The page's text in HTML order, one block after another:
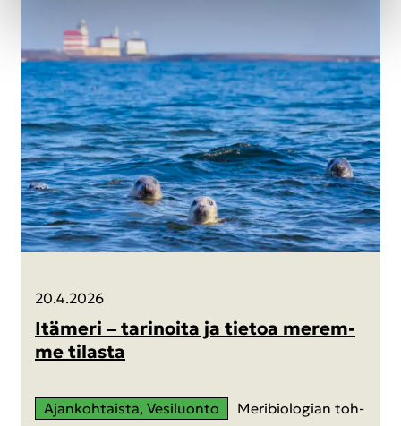
20.4.2026
Itä­me­ri ‒ ta­ri­noi­ta ja tie­toa me­rem­
me ti­las­ta
Ajan­koh­tais­ta, Ve­si­luon­to Me­ri­bio­lo­gian toh­